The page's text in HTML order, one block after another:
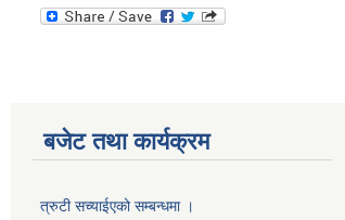
बजेट तथा कार्यक्रम
त्रुटी सच्याईएको सम्बन्धमा ।